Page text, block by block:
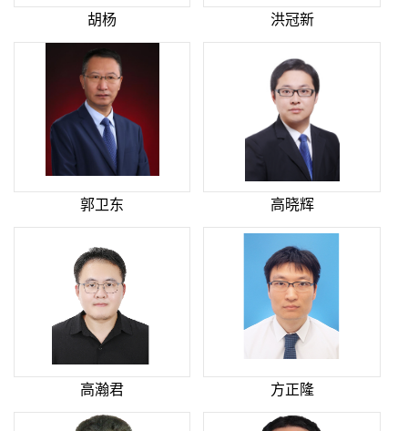
胡杨 洪冠新
郭卫东 高晓辉
高瀚君 方正隆